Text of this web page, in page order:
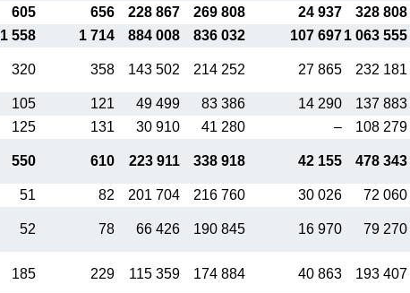
605 656 228 867 269 808 24 937 328 808
1 558 1 714 884 008 836 032 107 6971 063 555
320 358 143 502 214 252 27 865 232 181
105 121 49 499 83 386 14 290 137 883
125 131 30 910 41 280 – 108 279
550 610 223 911 338 918 42 155 478 343
51 82 201 704 216 760 30 026 72 060
52 78 66 426 190 845 16 970 79 270
185 229 115 359 174 884 40 863 193 407